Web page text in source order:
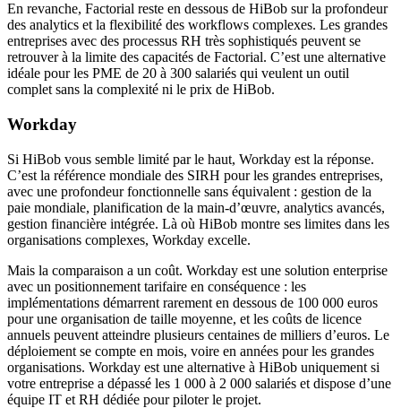
En revanche, Factorial reste en dessous de HiBob sur la profondeur
des analytics et la flexibilité des workflows complexes. Les grandes
entreprises avec des processus RH très sophistiqués peuvent se
retrouver à la limite des capacités de Factorial. C’est une alternative
idéale pour les PME de 20 à 300 salariés qui veulent un outil
complet sans la complexité ni le prix de HiBob.
Workday
Si HiBob vous semble limité par le haut, Workday est la réponse.
C’est la référence mondiale des SIRH pour les grandes entreprises,
avec une profondeur fonctionnelle sans équivalent : gestion de la
paie mondiale, planification de la main-d’œuvre, analytics avancés,
gestion financière intégrée. Là où HiBob montre ses limites dans les
organisations complexes, Workday excelle.
Mais la comparaison a un coût. Workday est une solution enterprise
avec un positionnement tarifaire en conséquence : les
implémentations démarrent rarement en dessous de 100 000 euros
pour une organisation de taille moyenne, et les coûts de licence
annuels peuvent atteindre plusieurs centaines de milliers d’euros. Le
déploiement se compte en mois, voire en années pour les grandes
organisations. Workday est une alternative à HiBob uniquement si
votre entreprise a dépassé les 1 000 à 2 000 salariés et dispose d’une
équipe IT et RH dédiée pour piloter le projet.